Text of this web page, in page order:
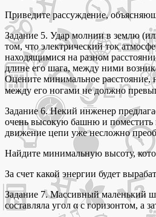
Приведите рассуждение,
Задание 5. Удар молнии в землю
том, что электрический ток
находящимися на разном
длине его шага, между ними
Оцените минимальное расстояние,
между его ногами не должно
Задание 6. Некий инженер
очень высокую башню и поместить
движение цепи уже несложно
Найдите минимальную высоту,
За счет какой энергии будет
Задание 7. Массивный маленький
составляла угол α с горизонтом, а